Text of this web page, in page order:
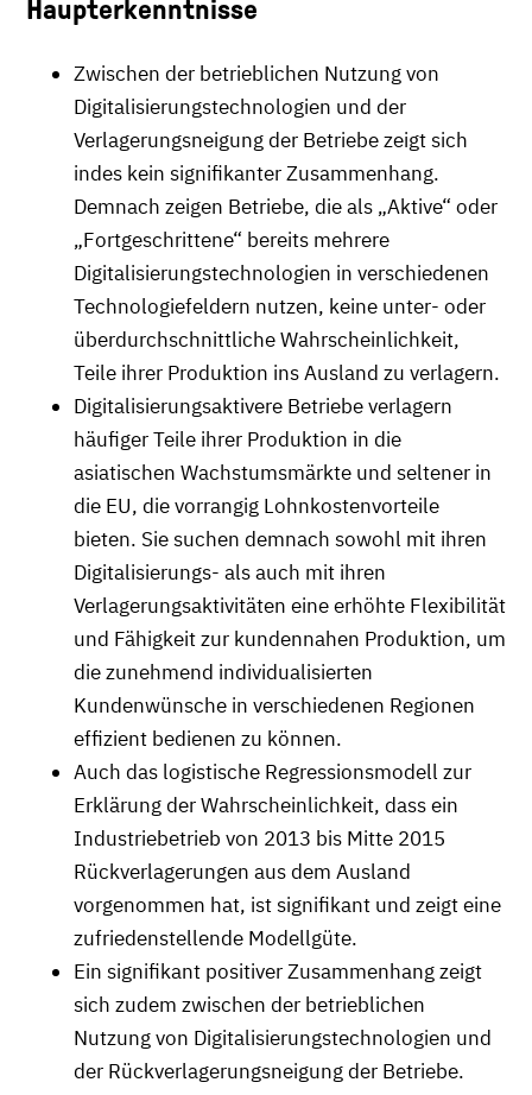
Haupterkenntnisse
Zwischen der betrieblichen Nutzung von
Digitalisierungstechnologien und der
Verlagerungsneigung der Betriebe zeigt sich
indes kein signifikanter Zusammenhang.
Demnach zeigen Betriebe, die als „Aktive“ oder
„Fortgeschrittene“ bereits mehrere
Digitalisierungstechnologien in verschiedenen
Technologiefeldern nutzen, keine unter- oder
überdurchschnittliche Wahrscheinlichkeit,
Teile ihrer Produktion ins Ausland zu verlagern.
Digitalisierungsaktivere Betriebe verlagern
häufiger Teile ihrer Produktion in die
asiatischen Wachstumsmärkte und seltener in
die EU, die vorrangig Lohnkostenvorteile
bieten. Sie suchen demnach sowohl mit ihren
Digitalisierungs- als auch mit ihren
Verlagerungsaktivitäten eine erhöhte Flexibilität
und Fähigkeit zur kundennahen Produktion, um
die zunehmend individualisierten
Kundenwünsche in verschiedenen Regionen
effizient bedienen zu können.
Auch das logistische Regressionsmodell zur
Erklärung der Wahrscheinlichkeit, dass ein
Industriebetrieb von 2013 bis Mitte 2015
Rückverlagerungen aus dem Ausland
vorgenommen hat, ist signifikant und zeigt eine
zufriedenstellende Modellgüte.
Ein signifikant positiver Zusammenhang zeigt
sich zudem zwischen der betrieblichen
Nutzung von Digitalisierungstechnologien und
der Rückverlagerungsneigung der Betriebe.